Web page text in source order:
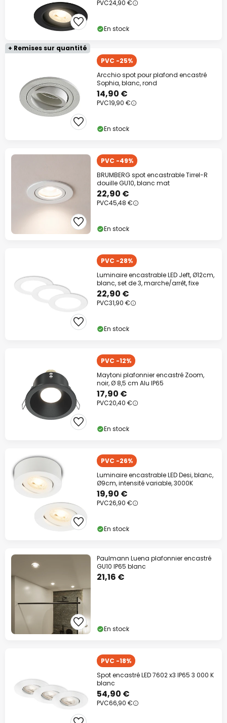
PVC24,90 €
En stock
+ Remises sur quantité
PVC -25%
Arcchio spot pour plafond encastré
Sophia, blanc, rond
14,90 €
PVC19,90 €
En stock
PVC -49%
BRUMBERG spot encastrable Tirrel-R
douille GU10, blanc mat
22,90 €
PVC45,48 €
En stock
PVC -28%
Luminaire encastrable LED Jeft, Ø12cm,
blanc, set de 3, marche/arrêt, fixe
22,90 €
PVC31,90 €
En stock
PVC -12%
Maytoni plafonnier encastré Zoom,
noir, Ø 8,5 cm Alu IP65
17,90 €
PVC20,40 €
En stock
PVC -26%
Luminaire encastrable LED Desi, blanc,
Ø9cm, intensité variable, 3000K
19,90 €
PVC26,90 €
En stock
Paulmann Luena plafonnier encastré
GU10 IP65 blanc
21,16 €
En stock
PVC -18%
Spot encastré LED 7602 x3 IP65 3 000 K
blanc
54,90 €
PVC66,90 €